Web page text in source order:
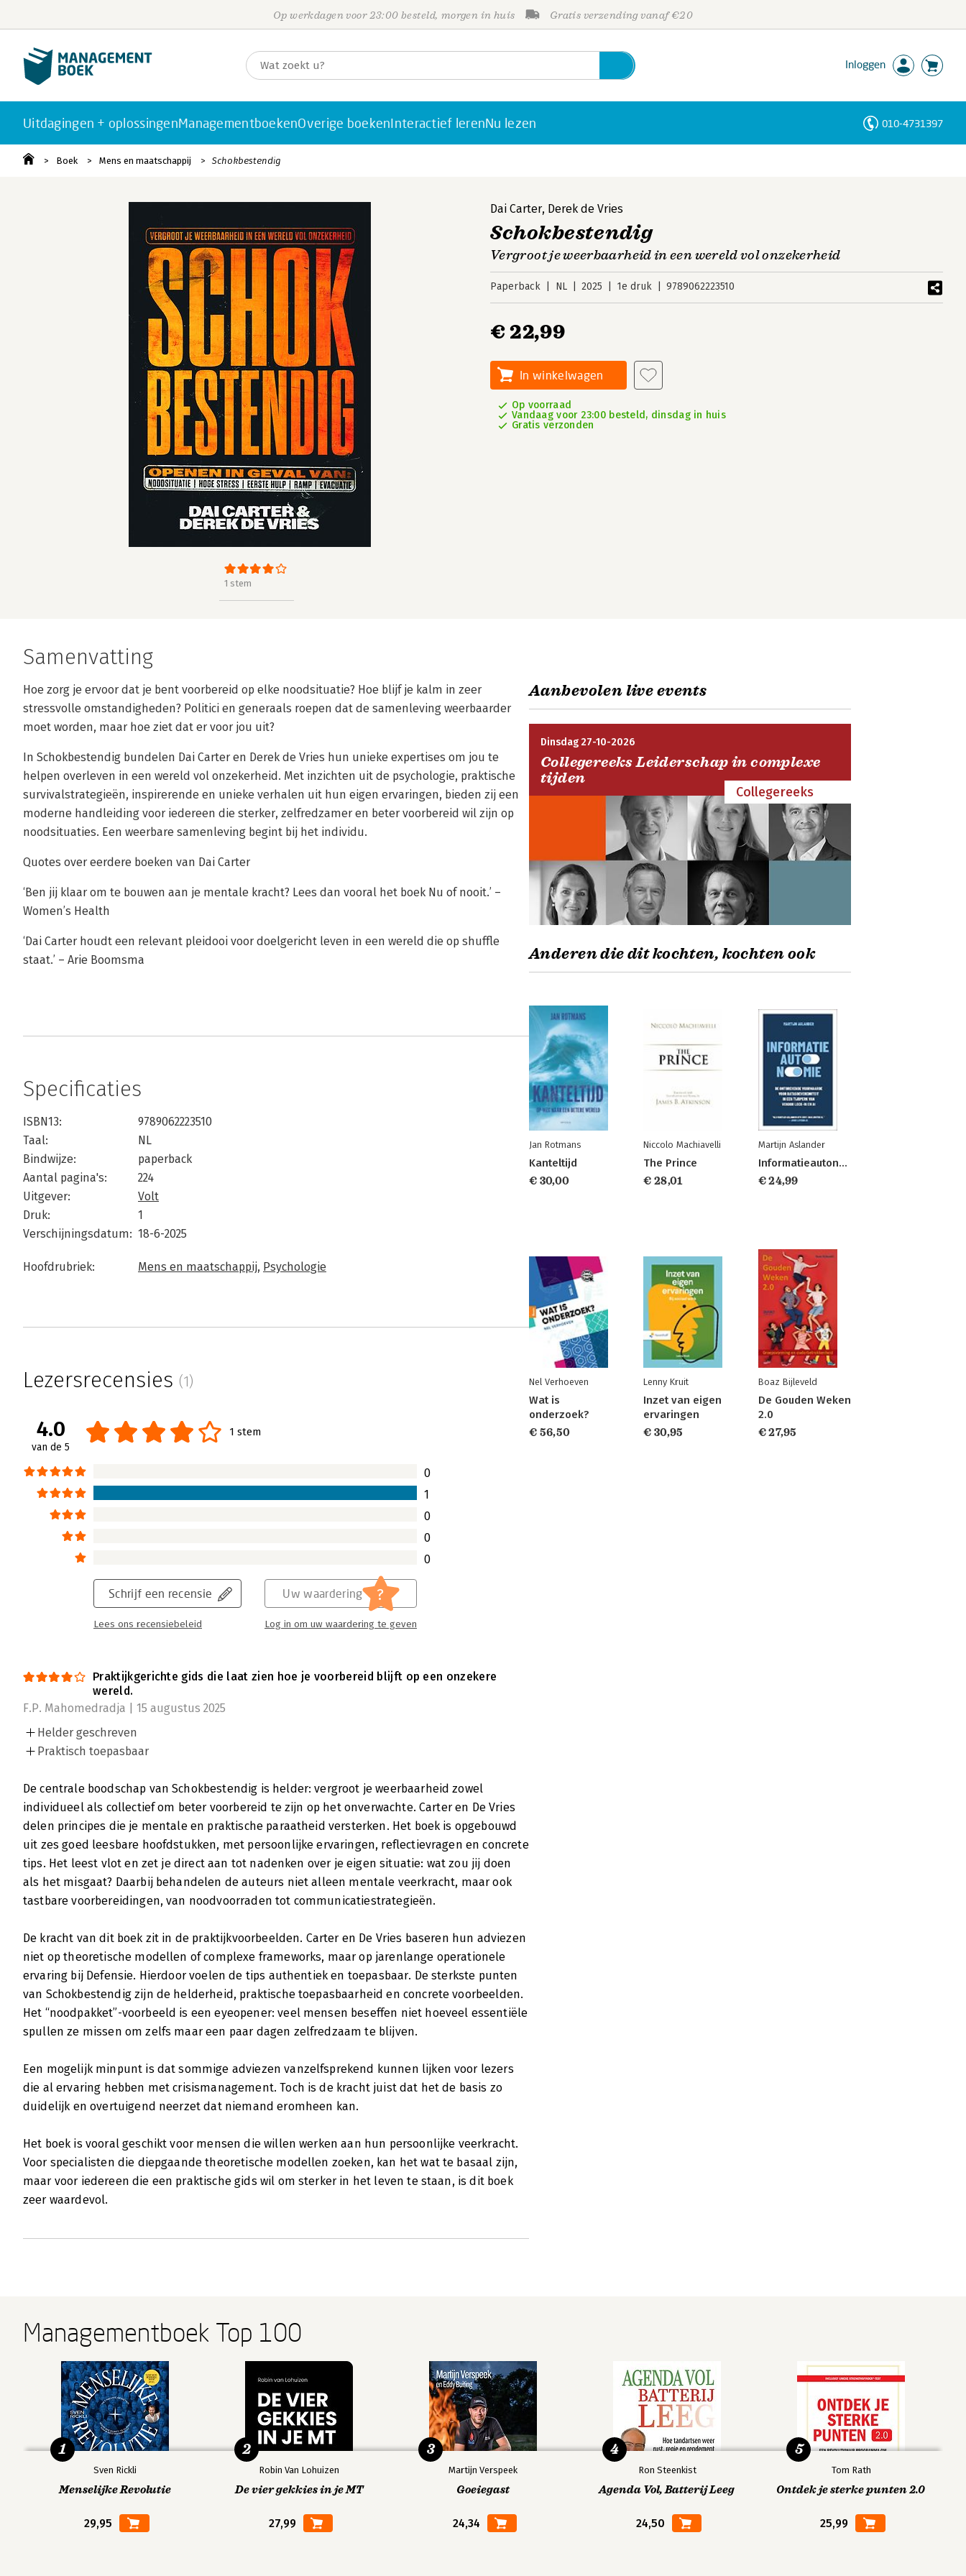
Op werkdagen voor 23:00 besteld, morgen in huis Gratis verzending vanaf €20
Inloggen
Uitdagingen + oplossingenManagementboekenOverige boekenInteractief lerenNu lezen 010-4731397
Boek Mens en maatschappij Schokbestendig
1 stem
Dai Carter, Derek de Vries
Schokbestendig
Vergroot je weerbaarheid in een wereld vol onzekerheid
Paperback NL 2025 1e druk 9789062223510
€ 22,99
In winkelwagen
Op voorraad
Vandaag voor 23:00 besteld, dinsdag in huis
Gratis verzonden
Samenvatting
Hoe zorg je ervoor dat je bent voorbereid op elke noodsituatie? Hoe blijf je kalm in zeer
stressvolle omstandigheden? Politici en generaals roepen dat de samenleving weerbaarder
moet worden, maar hoe ziet dat er voor jou uit?
In Schokbestendig bundelen Dai Carter en Derek de Vries hun unieke expertises om jou te
helpen overleven in een wereld vol onzekerheid. Met inzichten uit de psychologie, praktische
survivalstrategieën, inspirerende en unieke verhalen uit hun eigen ervaringen, bieden zij een
moderne handleiding voor iedereen die sterker, zelfredzamer en beter voorbereid wil zijn op
noodsituaties. Een weerbare samenleving begint bij het individu.
Quotes over eerdere boeken van Dai Carter
‘Ben jij klaar om te bouwen aan je mentale kracht? Lees dan vooral het boek Nu of nooit.’ –
Women’s Health
‘Dai Carter houdt een relevant pleidooi voor doelgericht leven in een wereld die op shuffle
staat.’ – Arie Boomsma
Specificaties
ISBN13:
9789062223510
Taal:
NL
Bindwijze:
paperback
Aantal pagina's:
224
Uitgever:
Volt
Druk:
1
Verschijningsdatum: 18-6-2025
Hoofdrubriek: Mens en maatschappij, Psychologie
Lezersrecensies (1)
4.0
van de 5
1 stem
0
1
0
0
0
Schrijf een recensie
Lees ons recensiebeleid
Uw waardering ?
Log in om uw waardering te geven
Praktijkgerichte gids die laat zien hoe je voorbereid blijft op een onzekere
wereld.
F.P. Mahomedradja | 15 augustus 2025
Helder geschreven
Praktisch toepasbaar
De centrale boodschap van Schokbestendig is helder: vergroot je weerbaarheid zowel
individueel als collectief om beter voorbereid te zijn op het onverwachte. Carter en De Vries
delen principes die je mentale en praktische paraatheid versterken. Het boek is opgebouwd
uit zes goed leesbare hoofdstukken, met persoonlijke ervaringen, reflectievragen en concrete
tips. Het leest vlot en zet je direct aan tot nadenken over je eigen situatie: wat zou jij doen
als het misgaat? Daarbij behandelen de auteurs niet alleen mentale veerkracht, maar ook
tastbare voorbereidingen, van noodvoorraden tot communicatiestrategieën.
De kracht van dit boek zit in de praktijkvoorbeelden. Carter en De Vries baseren hun adviezen
niet op theoretische modellen of complexe frameworks, maar op jarenlange operationele
ervaring bij Defensie. Hierdoor voelen de tips authentiek en toepasbaar. De sterkste punten
van Schokbestendig zijn de helderheid, praktische toepasbaarheid en concrete voorbeelden.
Het “noodpakket”-voorbeeld is een eyeopener: veel mensen beseffen niet hoeveel essentiële
spullen ze missen om zelfs maar een paar dagen zelfredzaam te blijven.
Een mogelijk minpunt is dat sommige adviezen vanzelfsprekend kunnen lijken voor lezers
die al ervaring hebben met crisismanagement. Toch is de kracht juist dat het de basis zo
duidelijk en overtuigend neerzet dat niemand eromheen kan.
Het boek is vooral geschikt voor mensen die willen werken aan hun persoonlijke veerkracht.
Voor specialisten die diepgaande theoretische modellen zoeken, kan het wat te basaal zijn,
maar voor iedereen die een praktische gids wil om sterker in het leven te staan, is dit boek
zeer waardevol.
Aanbevolen live events
Dinsdag 27-10-2026
Collegereeks Leiderschap in complexe
tijden
Collegereeks
Anderen die dit kochten, kochten ook
Jan Rotmans
Kanteltijd
€ 30,00
Niccolo Machiavelli
The Prince
€ 28,01
Martijn Aslander
Informatieautonomie
€ 24,99
Nel Verhoeven
Wat is
onderzoek?
€ 56,50
Lenny Kruit
Inzet van eigen
ervaringen
€ 30,95
Boaz Bijleveld
De Gouden Weken
2.0
€ 27,95
Managementboek Top 100
Sven Rickli
Menselijke Revolutie
29,95
1
Robin Van Lohuizen
De vier gekkies in je MT
27,99
2
Martijn Verspeek
Goeiegast
24,34
3
Ron Steenkist
Agenda Vol, Batterij Leeg
24,50
4
Tom Rath
Ontdek je sterke punten 2.0
25,99
5
Personen